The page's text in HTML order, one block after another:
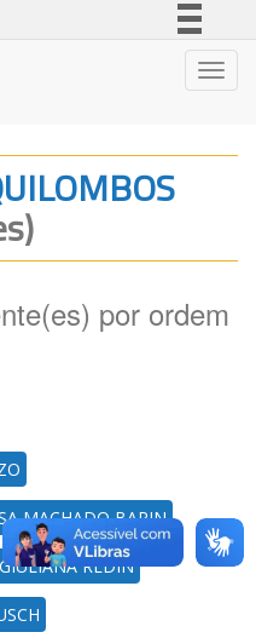
Legislação
por ordem
MACHADO BARIN
GIULIANA REDIN